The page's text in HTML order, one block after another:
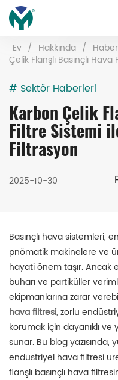
Ev / Hakkında /
Çelik Flanşlı Basınçlı
# Sektör Haberleri
Karbon Çelik
Filtre Sistemi
Filtrasyon
2025-10-30
Basınçlı hava sistemleri,
pnömatik makinelere ve
hayati önem taşır.
buharı ve partiküller
ekipmanlarına zarar
hava filtresi,zorlu
korumak için dayanıklı
sunar. Bu blog yazısında,
endüstriyel hava filtresi
flanşlı basınçlı hava